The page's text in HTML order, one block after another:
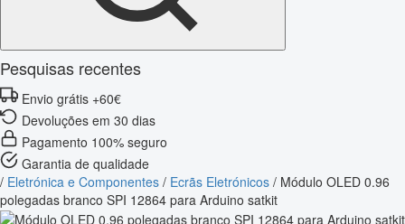
Pesquisas recentes
Envio grátis +60€
Devoluções em 30 dias
Pagamento 100% seguro
Garantia de qualidade
/ Eletrónica e Componentes / Ecrãs Eletrónicos / Módulo OLED 0.96
polegadas branco SPI 12864 para Arduino satkit